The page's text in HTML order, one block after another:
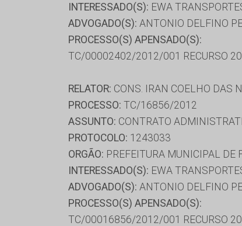
INTERESSADO(S): EWA
ADVOGADO(S): ANTONIO DELFINO
PROCESSO(S) APENSADO(S):
TC/00002402/2012/001 RECURSO
RELATOR: CONS. IRAN COELHO DAS
PROCESSO: TC/16856/2012
ASSUNTO: CONTRATO
PROTOCOLO: 1243033
ORGÃO: PREFEITURA MUNICIPAL DE
INTERESSADO(S): EWA
ADVOGADO(S): ANTONIO DELFINO
PROCESSO(S) APENSADO(S):
TC/00016856/2012/001 RECURSO